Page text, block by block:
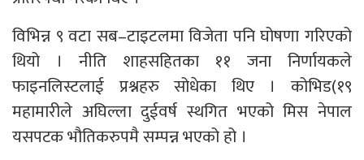
विभिन्न ९ वटा सब–टाइटलमा विजेता पनि घोषणा गरिएको
थियो । नीति शाहसहितका ११ जना निर्णायकले
फाइनलिस्टलाई प्रश्नहरु सोधेका थिए । कोभिड(१९
महामारीले अघिल्ला दुईवर्ष स्थगित भएको मिस नेपाल
यसपटक भौतिकरुपमै सम्पन्न भएको हो ।